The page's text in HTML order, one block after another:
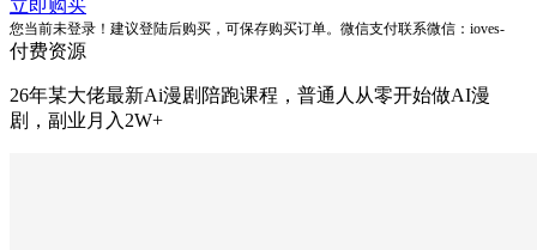
立即购买
您当前未登录！建议登陆后购买，可保存购买订单。微信支付联系微信：ioves-
付费资源
26年某大佬最新Ai漫剧陪跑课程，普通人从零开始做AI漫
剧，副业月入2W+